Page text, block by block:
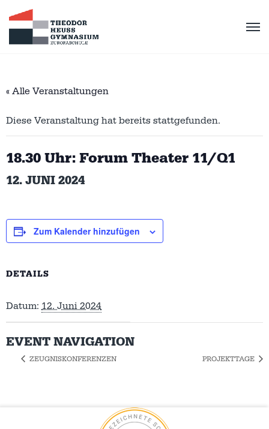
« Alle Veranstaltungen
Diese Veranstaltung hat bereits stattgefunden.
18.30 Uhr: Forum Theater 11/Q1
12. JUNI 2024
Zum Kalender hinzufügen
DETAILS
Datum: 12. Juni 2024
EVENT NAVIGATION
ZEUGNISKONFERENZEN PROJEKTTAGE